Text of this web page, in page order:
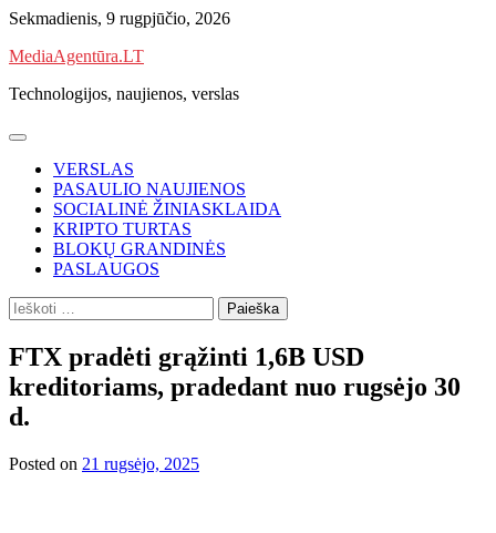
Skip
content
Sekmadienis, 9 rugpjūčio, 2026
MediaAgentūra.LT
Technologijos, naujienos, verslas
VERSLAS
PASAULIO NAUJIENOS
SOCIALINĖ ŽINIASKLAIDA
KRIPTO TURTAS
BLOKŲ GRANDINĖS
PASLAUGOS
Ieškoti:
FTX pradėti grąžinti 1,6B USD
kreditoriams, pradedant nuo rugsėjo 30
d.
Posted on 21 rugsėjo, 2025